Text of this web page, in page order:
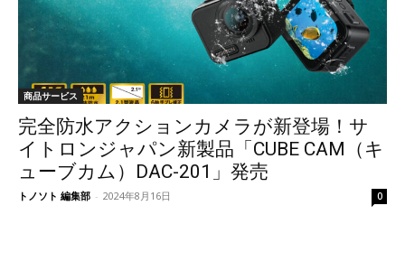
商品サービス
完全防水アクションカメラが新登場！サ
イトロンジャパン新製品「CUBE CAM（キ
ューブカム）DAC-201」発売
トノソト 編集部 - 2024年8月16日 0